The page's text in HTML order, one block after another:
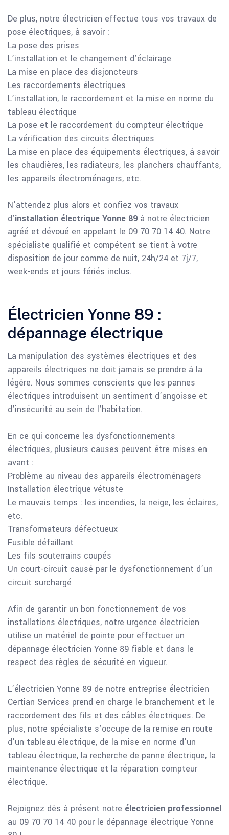
De plus, notre électricien effectue tous vos travaux de
pose électriques, à savoir :
La pose des prises
L’installation et le changement d’éclairage
La mise en place des disjoncteurs
Les raccordements électriques
L’installation, le raccordement et la mise en norme du
tableau électrique
La pose et le raccordement du compteur électrique
La vérification des circuits électriques
La mise en place des équipements électriques, à savoir
les chaudières, les radiateurs, les planchers chauffants,
les appareils électroménagers, etc.
N’attendez plus alors et confiez vos travaux
d’installation électrique Yonne 89 à notre électricien
agréé et dévoué en appelant le 09 70 70 14 40. Notre
spécialiste qualifié et compétent se tient à votre
disposition de jour comme de nuit, 24h/24 et 7j/7,
week-ends et jours fériés inclus.
Électricien Yonne 89 :
dépannage électrique
La manipulation des systèmes électriques et des
appareils électriques ne doit jamais se prendre à la
légère. Nous sommes conscients que les pannes
électriques introduisent un sentiment d’angoisse et
d’insécurité au sein de l’habitation.
En ce qui concerne les dysfonctionnements
électriques, plusieurs causes peuvent être mises en
avant :
Problème au niveau des appareils électroménagers
Installation électrique vétuste
Le mauvais temps : les incendies, la neige, les éclaires,
etc.
Transformateurs défectueux
Fusible défaillant
Les fils souterrains coupés
Un court-circuit causé par le dysfonctionnement d’un
circuit surchargé
Afin de garantir un bon fonctionnement de vos
installations électriques, notre urgence électricien
utilise un matériel de pointe pour effectuer un
dépannage électricien Yonne 89 fiable et dans le
respect des règles de sécurité en vigueur.
L’électricien Yonne 89 de notre entreprise électricien
Certian Services prend en charge le branchement et le
raccordement des fils et des câbles électriques. De
plus, notre spécialiste s’occupe de la remise en route
d’un tableau électrique, de la mise en norme d’un
tableau électrique, la recherche de panne électrique, la
maintenance électrique et la réparation compteur
électrique.
Rejoignez dès à présent notre électricien professionnel
au 09 70 70 14 40 pour le dépannage électrique Yonne